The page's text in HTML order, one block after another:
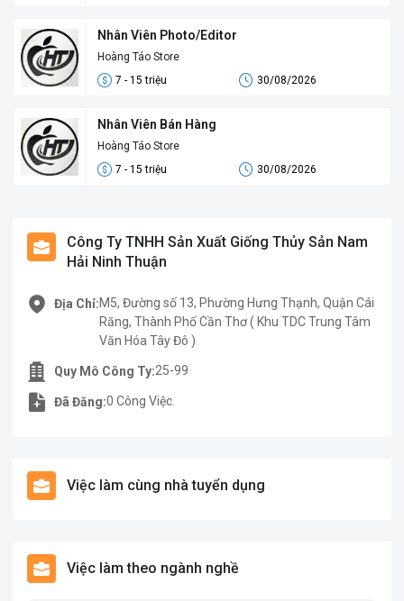
Nhân Viên Photo/Editor
Hoàng Táo Store
7 - 15 triệu
30/08/2026
Nhân Viên Bán Hàng
Hoàng Táo Store
7 - 15 triệu
30/08/2026
Công Ty TNHH Sản Xuất Giống Thủy Sản Nam
Hải Ninh Thuận
Địa Chỉ:M5, Đường số 13, Phường Hưng Thạnh, Quận Cái
Răng, Thành Phố Cần Thơ ( Khu TDC Trung Tâm
Văn Hóa Tây Đô )
Quy Mô Công Ty:25-99
Đã Đăng:0 Công Việc.
Việc làm cùng nhà tuyển dụng
Việc làm theo ngành nghề